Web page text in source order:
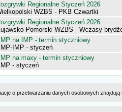
Regionalne Styczeń 2026
WZBS - PKB Czwartki
Regionalne Styczeń 2026
Pomorski WZBS - Wczasy
na IMP - termin styczniowy
IMP - styczeń
na maxy - termin styczniowy
- styczeń
o przetwarzaniu danych osobowych